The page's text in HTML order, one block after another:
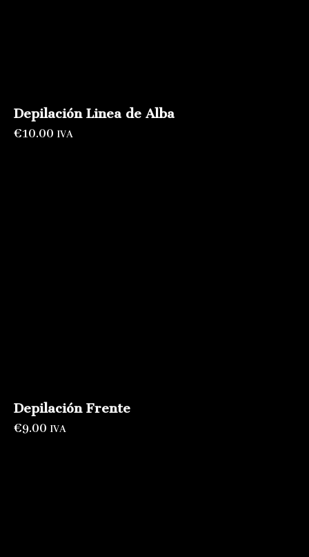
Depilación Linea de Alba
€10.00 IVA
Depilación Frente
€9.00 IVA